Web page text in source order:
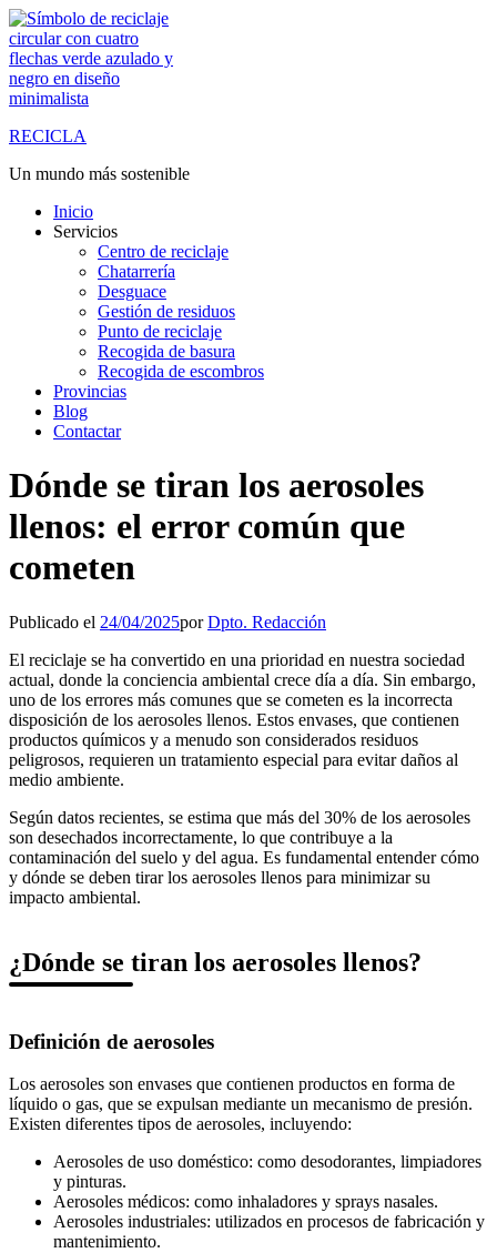
Saltar
al
contenido
RECICLA
Un mundo más sostenible
Inicio
Servicios
Centro de reciclaje
Chatarrería
Desguace
Gestión de residuos
Punto de reciclaje
Recogida de basura
Recogida de escombros
Provincias
Blog
Contactar
Dónde se tiran los aerosoles
llenos: el error común que
cometen
Publicado el 24/04/2025por Dpto. Redacción
El reciclaje se ha convertido en una prioridad en nuestra sociedad
actual, donde la conciencia ambiental crece día a día. Sin embargo,
uno de los errores más comunes que se cometen es la incorrecta
disposición de los aerosoles llenos. Estos envases, que contienen
productos químicos y a menudo son considerados residuos
peligrosos, requieren un tratamiento especial para evitar daños al
medio ambiente.
Según datos recientes, se estima que más del 30% de los aerosoles
son desechados incorrectamente, lo que contribuye a la
contaminación del suelo y del agua. Es fundamental entender cómo
y dónde se deben tirar los aerosoles llenos para minimizar su
impacto ambiental.
¿Dónde se tiran los aerosoles llenos?
Definición de aerosoles
Los aerosoles son envases que contienen productos en forma de
líquido o gas, que se expulsan mediante un mecanismo de presión.
Existen diferentes tipos de aerosoles, incluyendo:
Aerosoles de uso doméstico: como desodorantes, limpiadores
y pinturas.
Aerosoles médicos: como inhaladores y sprays nasales.
Aerosoles industriales: utilizados en procesos de fabricación y
mantenimiento.